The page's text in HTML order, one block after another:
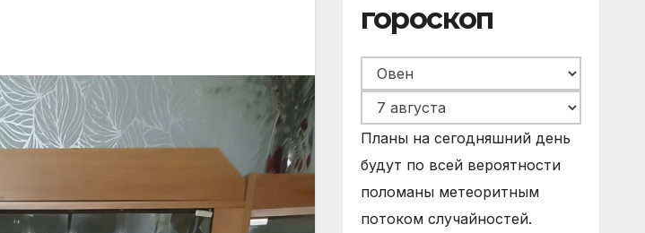
гороскоп
Планы на сегодняшний день
будут по всей вероятности
поломаны метеоритным
потоком случайностей.